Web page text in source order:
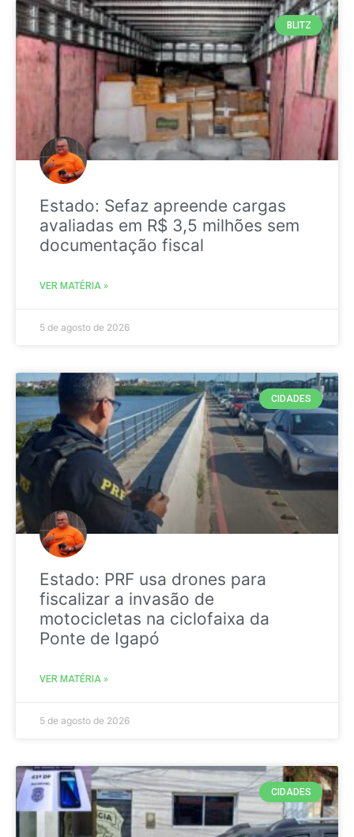
BLITZ
Estado: Sefaz apreende cargas
avaliadas em R$ 3,5 milhões sem
documentação fiscal
VER MATÉRIA »
5 de agosto de 2026
CIDADES
Estado: PRF usa drones para
fiscalizar a invasão de
motocicletas na ciclofaixa da
Ponte de Igapó
VER MATÉRIA »
5 de agosto de 2026
CIDADES